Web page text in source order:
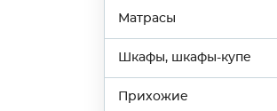
Матрасы
Шкафы, шкафы-купе
Прихожие